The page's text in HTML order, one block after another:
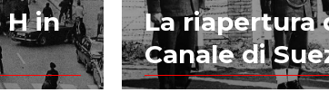
H in
La riapertura
Canale di